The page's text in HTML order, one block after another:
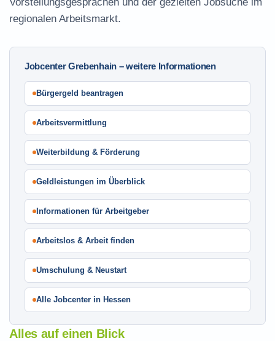
regionalen Arbeitsmarkt.
Jobcenter Grebenhain – weitere Informationen
Bürgergeld beantragen
Arbeitsvermittlung
Weiterbildung & Förderung
Geldleistungen im Überblick
Informationen für Arbeitgeber
Arbeitslos & Arbeit finden
Umschulung & Neustart
Alle Jobcenter in Hessen
Alles auf einen Blick